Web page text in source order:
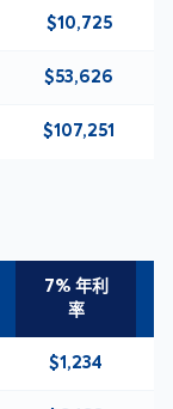
$10,725
$53,626
$107,251
7% 年利
率
$1,234